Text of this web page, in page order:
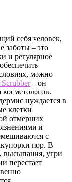
себя человек,
заботы – это
и регулярное
можно
Scrubber– он
нуждается в
клетки
отмерших
и
с
пор. В
высыпания, угри
перестает